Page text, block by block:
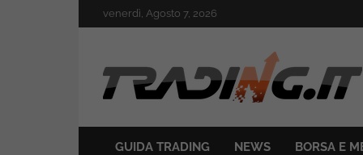
to
venerdì, Agosto 7, 2026
Trading.it
GUIDA TRADING NEWS BORSA E